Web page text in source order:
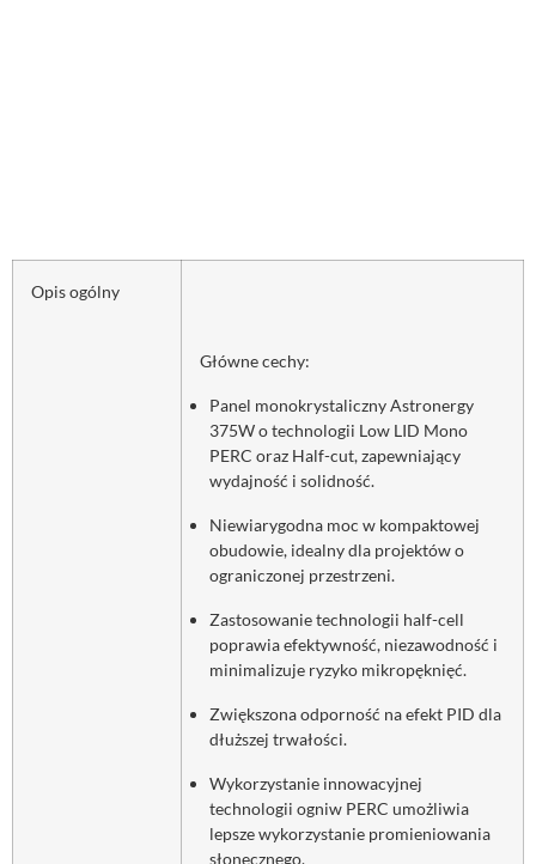
Opis ogólny
Główne cechy:
Panel monokrystaliczny Astronergy
375W o technologii Low LID Mono
PERC oraz Half-cut, zapewniający
wydajność i solidność.
Niewiarygodna moc w kompaktowej
obudowie, idealny dla projektów o
ograniczonej przestrzeni.
Zastosowanie technologii half-cell
poprawia efektywność, niezawodność i
minimalizuje ryzyko mikropęknięć.
Zwiększona odporność na efekt PID dla
dłuższej trwałości.
Wykorzystanie innowacyjnej
technologii ogniw PERC umożliwia
lepsze wykorzystanie promieniowania
słonecznego.